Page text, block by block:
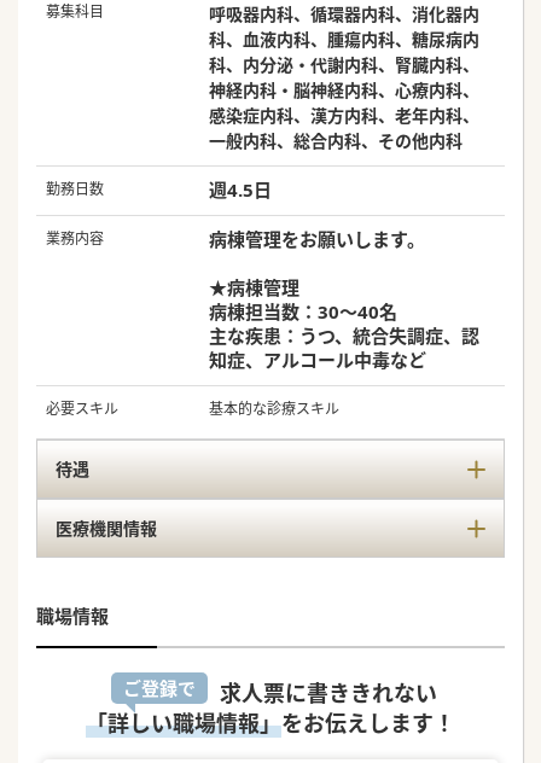
募集科目
呼吸器内科、循環器内科、消化器内
科、血液内科、腫瘍内科、糖尿病内
科、内分泌・代謝内科、腎臓内科、
神経内科・脳神経内科、心療内科、
感染症内科、漢方内科、老年内科、
一般内科、総合内科、その他内科
勤務日数 週4.5日
業務内容
病棟管理をお願いします。
★病棟管理
病棟担当数：30～40名
主な疾患：うつ、統合失調症、認
知症、アルコール中毒など
必要スキル 基本的な診療スキル
待遇
医療機関情報
職場情報
ご登録で
求人票に書ききれない
「詳しい職場情報」をお伝えします！